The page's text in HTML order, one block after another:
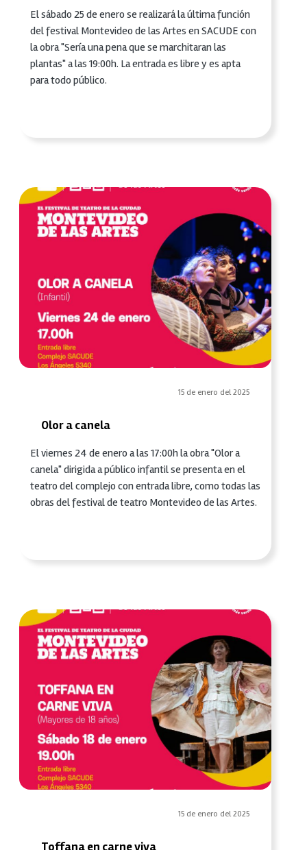
El sábado 25 de enero se realizará la última función
del festival Montevideo de las Artes en SACUDE con
la obra "Sería una pena que se marchitaran las
plantas" a las 19:00h. La entrada es libre y es apta
para todo público.
15 de enero del 2025
Olor a canela
El viernes 24 de enero a las 17:00h la obra "Olor a
canela" dirigida a público infantil se presenta en el
teatro del complejo con entrada libre, como todas las
obras del festival de teatro Montevideo de las Artes.
15 de enero del 2025
Toffana en carne viva